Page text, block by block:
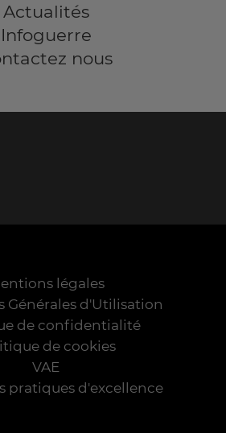
Actualités
Infoguerre
nous
légales
Générales d'Utilisation
de confidentialité
de cookies
VAE
pratiques d'excellence